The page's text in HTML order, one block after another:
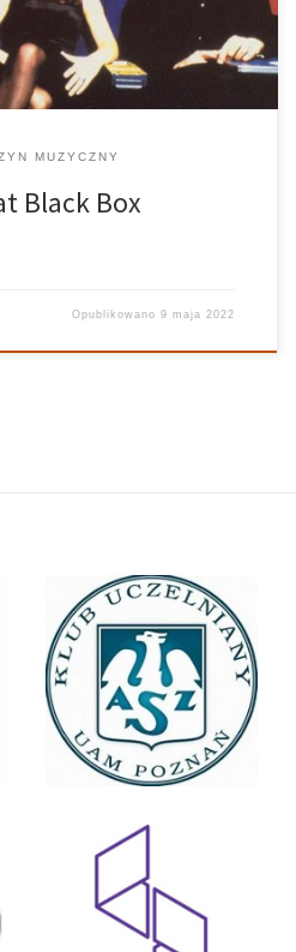
MUZYCZNY
Black Box
Opublikowano9 maja 2022